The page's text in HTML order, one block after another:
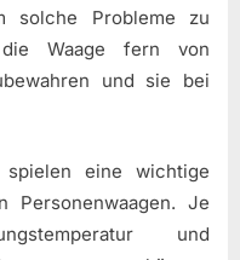
solche Probleme zu
Waage fern von
und sie bei
spielen eine wichtige
Personenwaagen. Je
und